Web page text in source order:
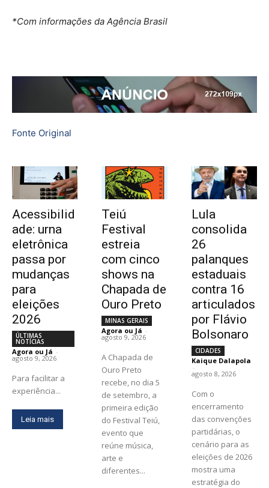
*Com informações da Agência Brasil
Fonte Original
Acessibilid
ade: urna
eletrônica
passa por
mudanças
para
eleições
2026
ÚLTIMAS
NOTÍCIAS
Agora ou Já -
agosto 9, 2026
Para facilitar a
experiência...
Leia mais
Teiú
Festival
estreia
com cinco
shows na
Chapada de
Ouro Preto
MINAS GERAIS
Agora ou Já -
agosto 9, 2026
A Chapada de
Ouro Preto
recebe, no dia 5
de setembro, a
primeira edição
do Festival Teiú,
evento que
reúne música,
arte e
diferentes...
Lula
consolida
26
palanques
estaduais
contra 16
articulados
por Flávio
Bolsonaro
CIDADES
Kaique Dalapola
-
agosto 8, 2026
Com o
encerramento
das convenções
partidárias, o
cenário para as
eleições de 2026
mostra uma
estratégia do